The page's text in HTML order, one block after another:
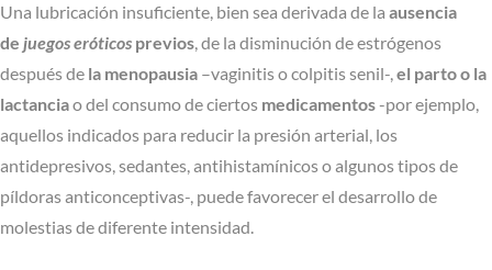
Una lubricación insuficiente, bien sea derivada de la ausencia
de juegos eróticos previos, de la disminución de estrógenos
después de la menopausia –vaginitis o colpitis senil-,el parto o la
lactanciao del consumo de ciertos medicamentos-por ejemplo,
aquellos indicados para reducir la presión arterial, los
antidepresivos, sedantes, antihistamínicos o algunos tipos de
píldoras anticonceptivas-, puede favorecer el desarrollo de
molestias de diferente intensidad.